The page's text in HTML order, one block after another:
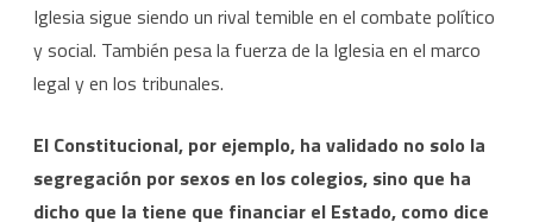
Iglesia sigue siendo un rival temible en el combate político
y social. También pesa la fuerza de la Iglesia en el marco
legal y en los tribunales.
El Constitucional, por ejemplo, ha validado no solo la
segregación por sexos en los colegios, sino que ha
dicho que la tiene que financiar el Estado, como dice